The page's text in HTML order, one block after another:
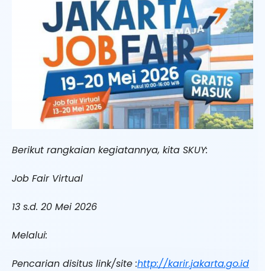
Berikut rangkaian kegiatannya, kita SKUY:
Job Fair Virtual
13 s.d. 20 Mei 2026
Melalui:
Pencarian disitus link/site :http://karir.jakarta.go.id